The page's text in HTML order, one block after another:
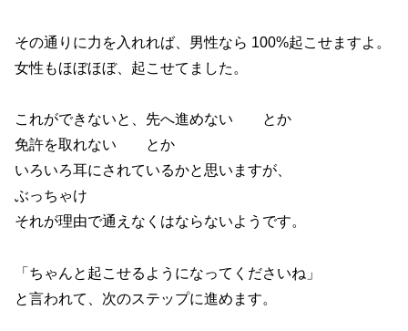
その通りに力を入れれば、男性なら 100%起こせますよ。
女性もほぼほぼ、起こせてました。
これができないと、先へ進めない とか
免許を取れない とか
いろいろ耳にされているかと思いますが、
ぶっちゃけ
それが理由で通えなくはならないようです。
「ちゃんと起こせるようになってくださいね」
と言われて、次のステップに進めます。